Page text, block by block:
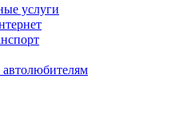
услуги